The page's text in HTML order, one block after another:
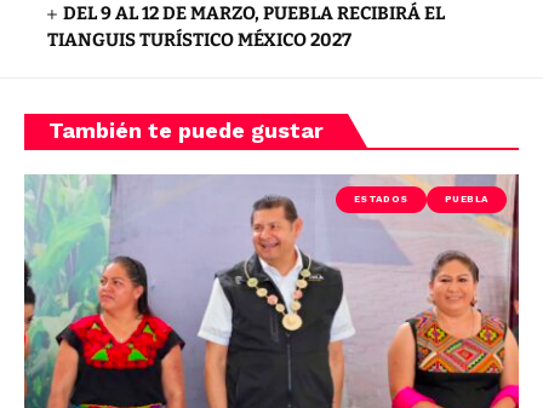
DEL 9 AL 12 DE MARZO, PUEBLA RECIBIRÁ EL
TIANGUIS TURÍSTICO MÉXICO 2027
También te puede gustar
ESTADOS PUEBLA